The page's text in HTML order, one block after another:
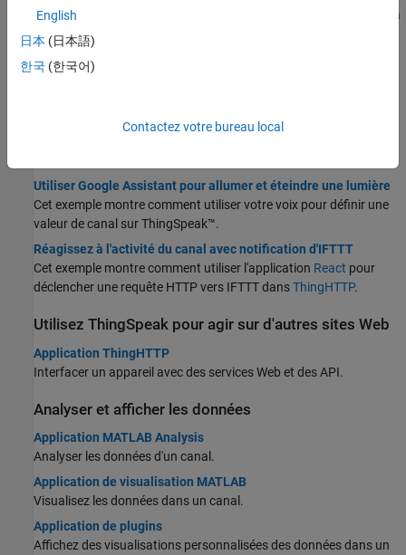
Déclencher une action lorsque les données d'un canal répondent à
des conditions spécifiques.
API d'alertes
Déclencher des e-mails depuis ThingSpeak.
applications ThingSpeak
Utiliser Google Assistant pour allumer et éteindre une lumière
Cet exemple montre comment utiliser votre voix pour définir une
valeur de canal sur ThingSpeak™.
Réagissez à l'activité du canal avec notification d'IFTTT
Cet exemple montre comment utiliser l'application React pour
déclencher une requête HTTP vers IFTTT dansThingHTTP.
Utilisez ThingSpeak pour agir sur d'autres sites Web
Application ThingHTTP
Interfacer un appareil avec des services Web et des API.
Analyser et afficher les données
Application MATLAB Analysis
Analyser les données d'un canal.
Application de visualisation MATLAB
Visualisez les données dans un canal.
Application de plugins
Affichez des visualisations personnalisées des données dans un
English
日本 (日本語)
한국 (한국어)
Contactez votre bureau local